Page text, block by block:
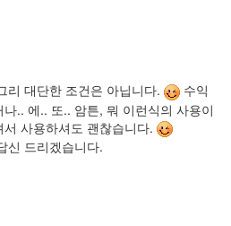
리 대단한 조건은 아닙니다.
수익
.. 에.. 또.. 암튼, 뭐 이런식의 사용이
사용하셔도 괜찮습니다.
신 드리겠습니다.